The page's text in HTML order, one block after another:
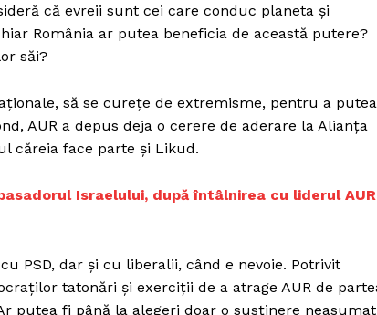
că evreii sunt cei care conduc planeta și
România ar putea beneficia de această putere?
săi?
să se curețe de extremisme, pentru a putea
AUR a depus deja o cerere de aderare la Alianța
căreia face parte și Likud.
Israelului, după întâlnirea cu liderul
PSD, dar și cu liberalii, când e nevoie. Potrivit
tatonări și exerciții de a atrage AUR de
putea fi până la alegeri doar o susținere